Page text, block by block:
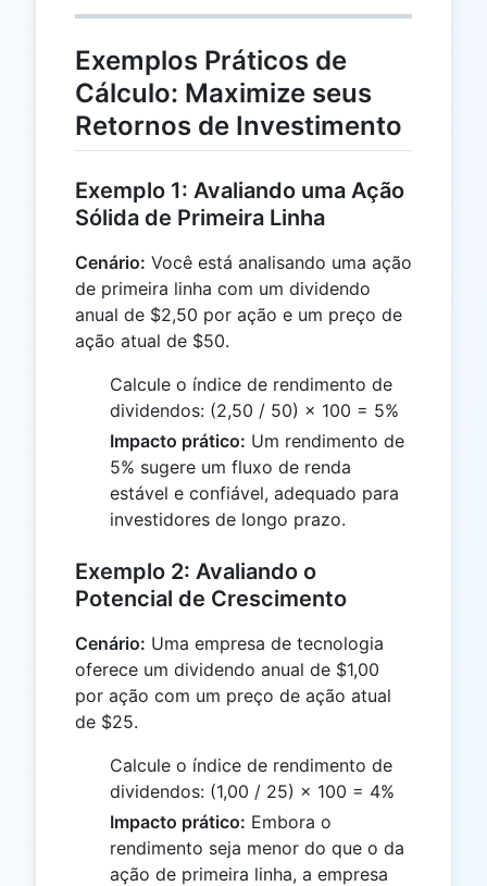
Exemplos Práticos de
Cálculo: Maximize seus
Retornos de Investimento
Exemplo 1: Avaliando uma Ação
Sólida de Primeira Linha
Cenário: Você está analisando uma ação
de primeira linha com um dividendo
anual de $2,50 por ação e um preço de
ação atual de $50.
Calcule o índice de rendimento de
dividendos: (2,50 / 50) × 100 = 5%
Impacto prático: Um rendimento de
5% sugere um fluxo de renda
estável e confiável, adequado para
investidores de longo prazo.
Exemplo 2: Avaliando o
Potencial de Crescimento
Cenário: Uma empresa de tecnologia
oferece um dividendo anual de $1,00
por ação com um preço de ação atual
de $25.
Calcule o índice de rendimento de
dividendos: (1,00 / 25) × 100 = 4%
Impacto prático: Embora o
rendimento seja menor do que o da
ação de primeira linha, a empresa